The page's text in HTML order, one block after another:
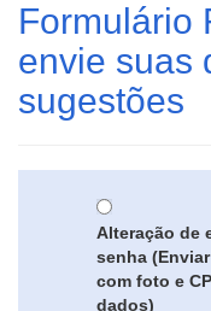
Formulário
envie suas
sugestões
Alteração de
senha
com foto e
dados)